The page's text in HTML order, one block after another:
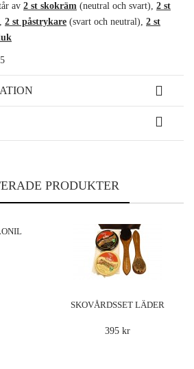
av 2 st skokräm (neutral och svart), 2 st
2 st påstrykare (svart och neutral), 2 st
PRODUKTER
SKOVÅRDSSET LÄDER
395 kr